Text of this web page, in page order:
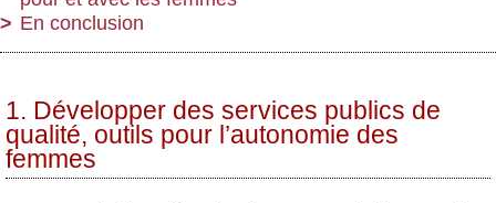
En conclusion
1. Développer des services publics de
qualité, outils pour l’autonomie des
femmes